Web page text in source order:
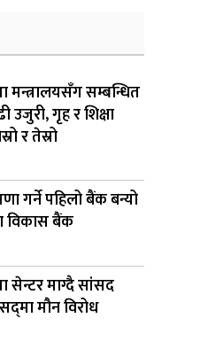
मन्त्रालयसँग सम्बन्धित
उजुरी, गृह र शिक्षा
र तेस्रो
गर्ने पहिलो बैंक बन्यो
विकास बैंक
सेन्टर माग्दै सांसद
मौन विरोध